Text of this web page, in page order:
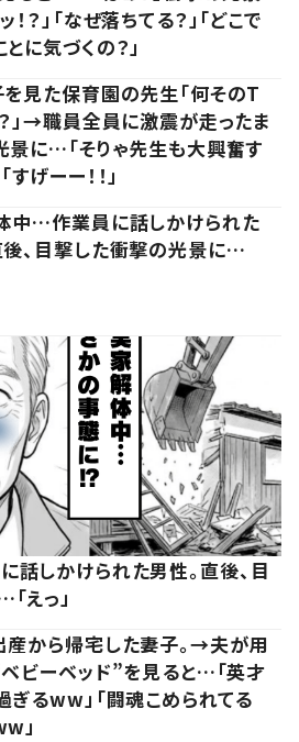
！？」「なぜ落ちてる？」「どこで
に気づくの？」
見た保育園の先生「何そのT
？」→職員全員に激震が走ったま
景に…「そりゃ先生も大興奮す
すげーー！！」
中…作業員に話しかけられた
後、目撃した衝撃の光景に…
しかけられた男性。直後、目
えっ」
産から帰宅した妻子。→夫が用
ビーベッド”を見ると…「英才
ぎるww」「闘魂こめられてる
」